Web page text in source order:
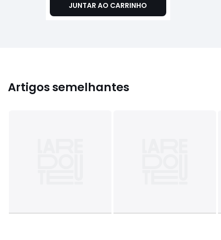
JUNTAR AO CARRINHO
Artigos semelhantes